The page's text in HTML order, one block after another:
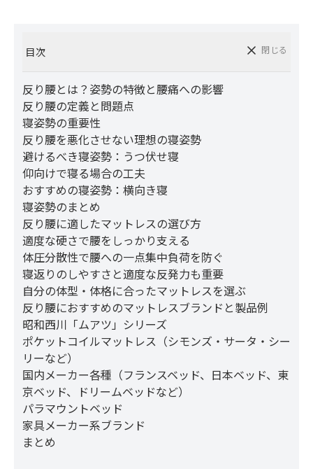
目次 閉じる
反り腰とは？姿勢の特徴と腰痛への影響
反り腰の定義と問題点
寝姿勢の重要性
反り腰を悪化させない理想の寝姿勢
避けるべき寝姿勢：うつ伏せ寝
仰向けで寝る場合の工夫
おすすめの寝姿勢：横向き寝
寝姿勢のまとめ
反り腰に適したマットレスの選び方
適度な硬さで腰をしっかり支える
体圧分散性で腰への一点集中負荷を防ぐ
寝返りのしやすさと適度な反発力も重要
自分の体型・体格に合ったマットレスを選ぶ
反り腰におすすめのマットレスブランドと製品例
昭和西川「ムアツ」シリーズ
ポケットコイルマットレス（シモンズ・サータ・シー
リーなど）
国内メーカー各種（フランスベッド、日本ベッド、東
京ベッド、ドリームベッドなど）
パラマウントベッド
家具メーカー系ブランド
まとめ